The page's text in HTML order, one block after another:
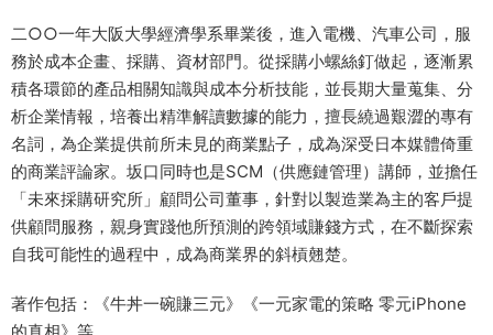
二○○一年大阪大學經濟學系畢業後，進入電機、汽車公司，服
務於成本企畫、採購、資材部門。從採購小螺絲釘做起，逐漸累
積各環節的產品相關知識與成本分析技能，並長期大量蒐集、分
析企業情報，培養出精準解讀數據的能力，擅長繞過艱澀的專有
名詞，為企業提供前所未見的商業點子，成為深受日本媒體倚重
的商業評論家。坂口同時也是SCM（供應鏈管理）講師，並擔任
「未來採購研究所」顧問公司董事，針對以製造業為主的客戶提
供顧問服務，親身實踐他所預測的跨領域賺錢方式，在不斷探索
自我可能性的過程中，成為商業界的斜槓翹楚。
著作包括：《牛丼一碗賺三元》《一元家電的策略 零元iPhone